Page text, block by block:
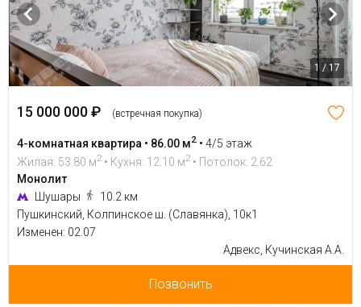
1 / 17
15 000 000 ₽ (встречная покупка)
4-комнатная квартира • 86.00 м2 • 4/5 этаж
Жилая: 53.80 м2 • Кухня: 12.10 м2 • Потолок: 2.62
Монолит
Шушары
10.2 км
Пушкинский, Колпинское ш. (Славянка), 10к1
Изменен: 02.07
Адвекс, Кучинская А.А.
Позвонить